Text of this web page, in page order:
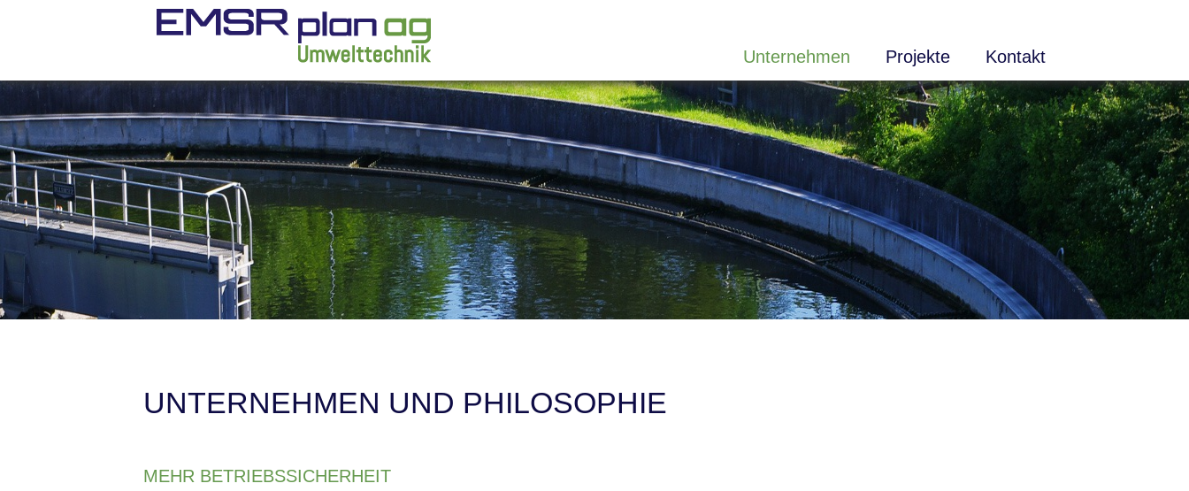
Unternehmen Projekte Kontakt
UNTERNEHMEN UND PHILOSOPHIE
MEHR BETRIEBSSICHERHEIT